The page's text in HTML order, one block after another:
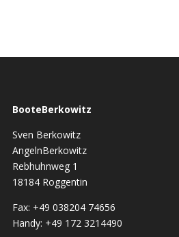
BooteBerkowitz
Sven Berkowitz
AngelnBerkowitz
Rebhuhnweg 1
18184 Roggentin
Fax: +49 038204 74656
Handy: +49 172 3214490